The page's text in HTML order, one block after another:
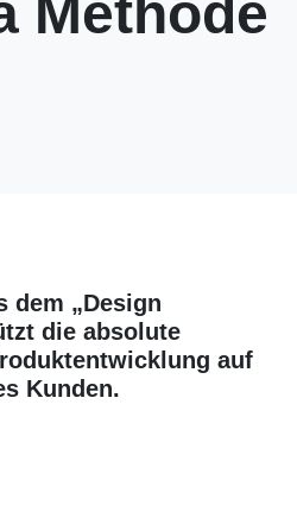
Methode
dem „Design
die absolute
auf
Kunden.